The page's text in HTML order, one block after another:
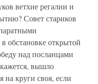
ветхие регалии и
Совет стариков
обстановке открытой
над посланцами
вышло
на круги своя, если